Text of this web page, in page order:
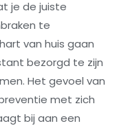
je de juiste
te
van huis gaan
bezorgd te zijn
Het gevoel van
met zich
bij aan een